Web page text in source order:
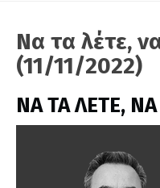
Να τα λέτε,
(11/11/2022)
ΝΑ ΤΑ ΛΕΤΕ,